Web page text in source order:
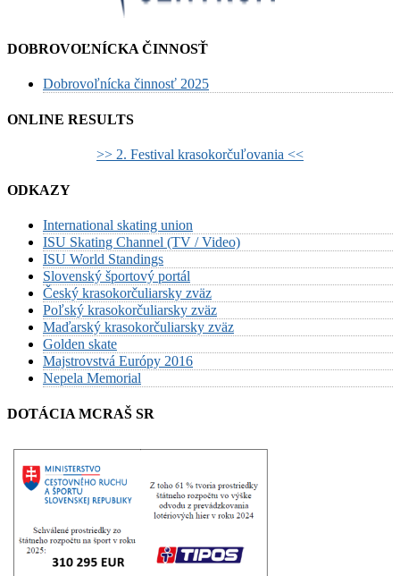
DOBROVOĽNÍCKA ČINNOSŤ
Dobrovoľnícka činnosť 2025
ONLINE RESULTS
>> 2. Festival krasokorčuľovania <<
ODKAZY
International skating union
ISU Skating Channel (TV / Video)
ISU World Standings
Slovenský športový portál
Český krasokorčuliarsky zväz
Poľský krasokorčuliarsky zväz
Maďarský krasokorčuliarsky zväz
Golden skate
Majstrovstvá Európy 2016
Nepela Memorial
DOTÁCIA MCRAŠ SR